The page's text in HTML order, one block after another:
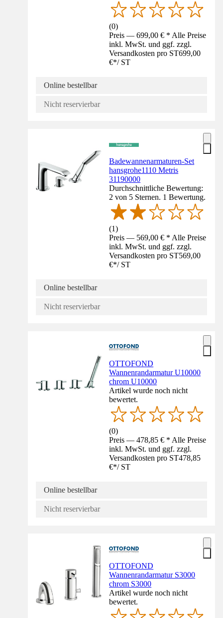
(0)
Preis — 699,00 € * Alle Preise
inkl. MwSt. und ggf. zzgl.
Versandkosten pro ST699,00
€*/ ST
Online bestellbar
Nicht reservierbar
Badewannenarmaturen-Set
hansgrohe1110 Metris
31190000
Durchschnittliche Bewertung:
2 von 5 Sternen. 1 Bewertung.
(1)
Preis — 569,00 € * Alle Preise
inkl. MwSt. und ggf. zzgl.
Versandkosten pro ST569,00
€*/ ST
Online bestellbar
Nicht reservierbar
OTTOFOND
Wannenrandarmatur U10000
chrom U10000
Artikel wurde noch nicht
bewertet.
(0)
Preis — 478,85 € * Alle Preise
inkl. MwSt. und ggf. zzgl.
Versandkosten pro ST478,85
€*/ ST
Online bestellbar
Nicht reservierbar
OTTOFOND
Wannenrandarmatur S3000
chrom S3000
Artikel wurde noch nicht
bewertet.